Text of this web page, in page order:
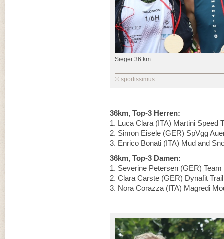
Sieger 36 km
© sportissimus
36km, Top-3 Herren:
1. Luca Clara (ITA) Martini Speed
2. Simon Eisele (GER) SpVgg
3. Enrico Bonati (ITA) Mud and
36km, Top-3 Damen:
1. Severine Petersen (GER)
2. Clara Carste (GER) Dynafit
3. Nora Corazza (ITA) Magredi